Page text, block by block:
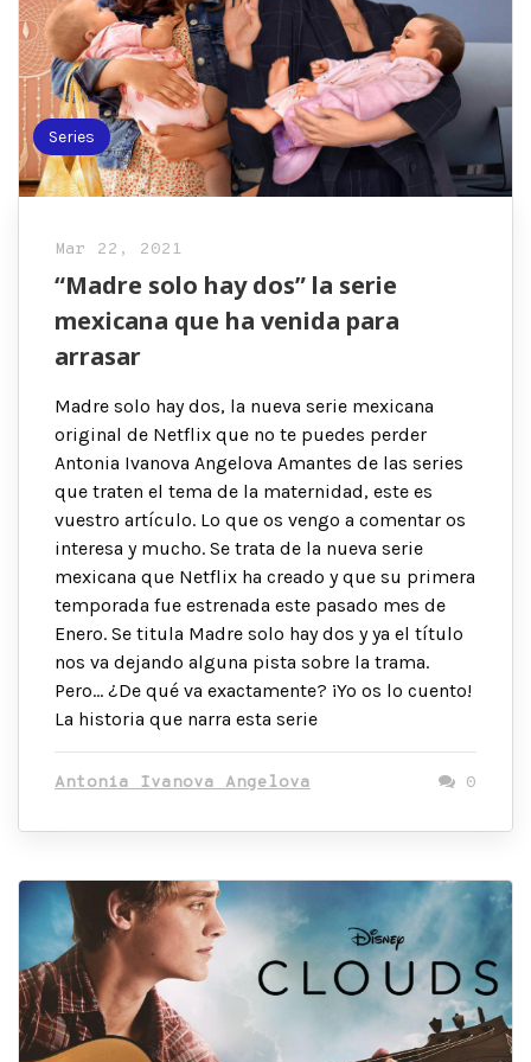
Series
Mar 22, 2021
“Madre solo hay dos” la serie
mexicana que ha venida para
arrasar
Madre solo hay dos, la nueva serie mexicana
original de Netflix que no te puedes perder
Antonia Ivanova Angelova Amantes de las series
que traten el tema de la maternidad, este es
vuestro artículo. Lo que os vengo a comentar os
interesa y mucho. Se trata de la nueva serie
mexicana que Netflix ha creado y que su primera
temporada fue estrenada este pasado mes de
Enero. Se titula Madre solo hay dos y ya el título
nos va dejando alguna pista sobre la trama.
Pero… ¿De qué va exactamente? ¡Yo os lo cuento!
La historia que narra esta serie
Antonia Ivanova Angelova 0